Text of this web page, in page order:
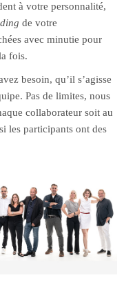
à votre personnalité,
de votre
avec minutie pour
fois.
besoin, qu’il s’agisse
Pas de limites, nous
collaborateur soit au
les participants ont des